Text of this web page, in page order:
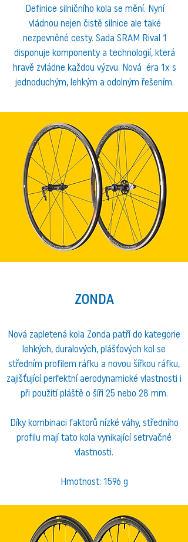
Definice silničního kola se mění. Nyní
vládnou nejen čistě silnice ale také
nezpevněné cesty. Sada SRAM Rival 1
disponuje komponenty a technologií, která
hravě zvládne každou výzvu. Nová éra 1x s
jednoduchým, lehkým a odolným řešením.
Nová zapletená kola Zonda patří do kategorie
lehkých, duralových, plášťových kol se
středním profilem ráfku a novou šířkou ráfku,
zajišťující perfektní aerodynamické vlastnosti i
při použití pláště o šíři 25 nebo 28 mm.
Díky kombinaci faktorů nízké váhy, středního
profilu mají tato kola vynikající setrvačné
vlastnosti.
Hmotnost: 1596 g
ZONDA